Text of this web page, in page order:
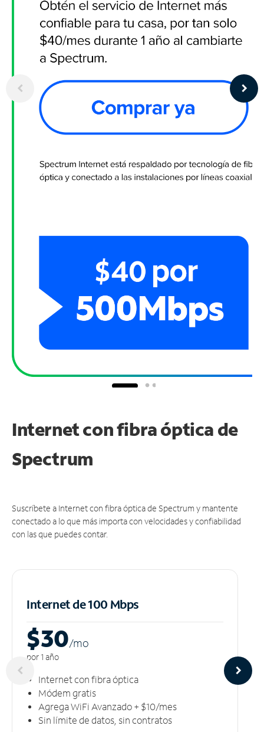
Internet con fibra óptica de
Spectrum
Suscríbete a Internet con fibra óptica de Spectrum y mantente
conectado a lo que más importa con velocidades y confiabilidad
con las que puedes contar.
Internet de 100 Mbps
$30/mo
por 1 año
Internet con fibra óptica
Módem gratis
Agrega WiFi Avanzado + $10/mes
Sin límite de datos, sin contratos